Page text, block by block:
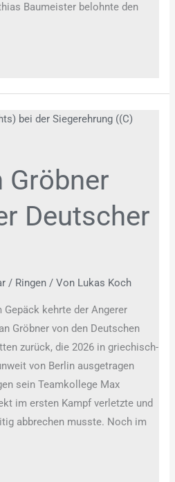
Baumeister belohnte den
Gröbner
Deutscher
/ Ringen / Von Lukas Koch
kehrte der Angerer
Gröbner von den Deutschen
zurück, die 2026 in griechisch-
von Berlin ausgetragen
sein Teamkollege Max
im ersten Kampf verletzte und
abbrechen musste. Noch im